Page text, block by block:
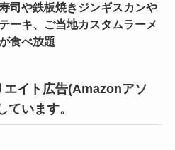
司や鉄板焼きジンギスカンや
ーキ、ご当地カスタムラーメ
食べ放題
エイト広告(Amazonアソ
ています。